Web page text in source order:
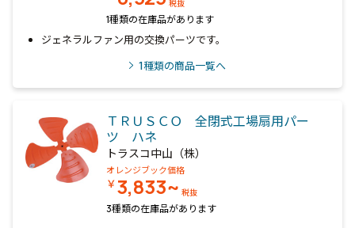
税抜
1種類の在庫品があります
ジェネラルファン用の交換パーツです。
1種類の商品一覧へ
ＴＲＵＳＣＯ 全閉式工場扇用パー
ツ ハネ
トラスコ中山（株）
オレンジブック価格
￥3,833~ 税抜
3種類の在庫品があります